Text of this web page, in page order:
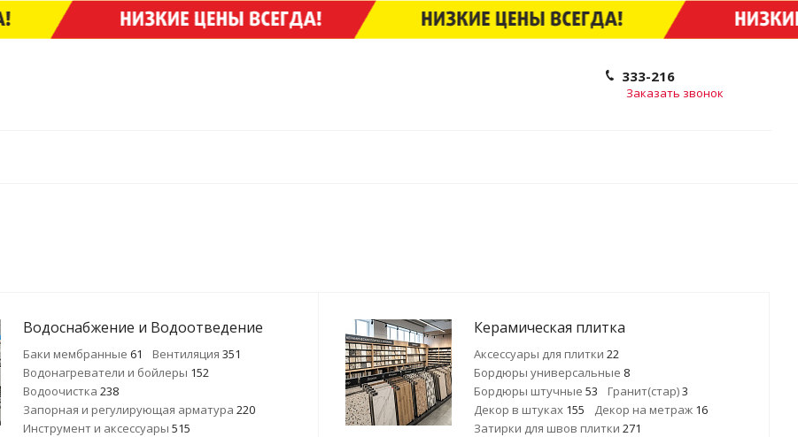
333-216
Заказать звонок
Водоснабжение и Водоотведение
Баки мембранные 61 Вентиляция 351
Водонагреватели и бойлеры 152
Водоочистка 238
Запорная и регулирующая арматура 220
Инструмент и аксессуары 515
Керамическая плитка
Аксессуары для плитки 22
Бордюры универсальные 8
Бордюры штучные 53 Гранит(стар)3
Декор в штуках 155 Декор на метраж 16
Затирки для швов плитки 271